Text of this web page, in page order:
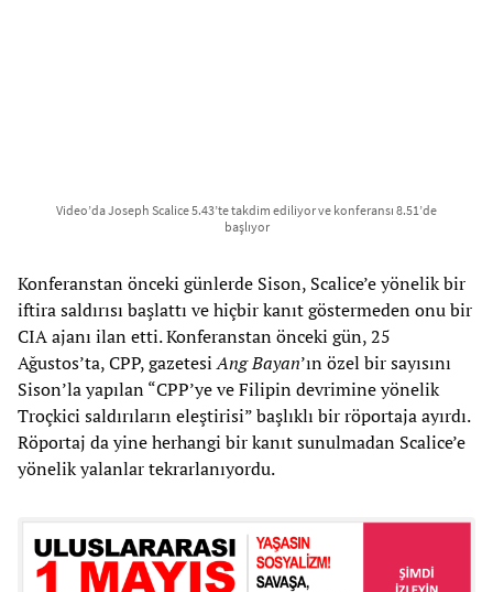
Video’da Joseph Scalice 5.43’te takdim ediliyor ve konferansı 8.51’de
başlıyor
Konferanstan önceki günlerde Sison, Scalice’e yönelik bir
iftira saldırısı başlattı ve hiçbir kanıt göstermeden onu bir
CIA ajanı ilan etti. Konferanstan önceki gün, 25
Ağustos’ta, CPP, gazetesiAng Bayan’ın özel bir sayısını
Sison’la yapılan “CPP’ye ve Filipin devrimine yönelik
Troçkici saldırıların eleştirisi” başlıklı bir röportaja ayırdı.
Röportaj da yine herhangi bir kanıt sunulmadan Scalice’e
yönelik yalanlar tekrarlanıyordu.